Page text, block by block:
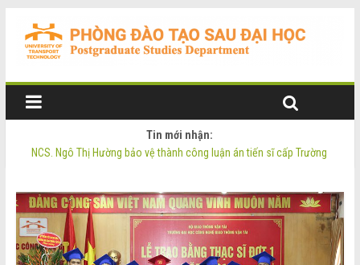
Tin mới nhận:
NCS. Ngô Thị Hường bảo vệ thành công luận án tiến sĩ cấp Trường
Thông tin luận án tiến sĩ của NCS. Ngô Thị Hường
NCS. Phạm Thị Oanh bảo vệ thành công luận án tiến sĩ cấp Trường